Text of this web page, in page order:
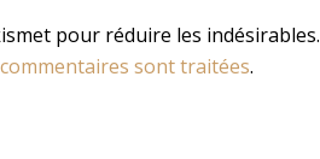
pour réduire les indésirables.
sont traitées.